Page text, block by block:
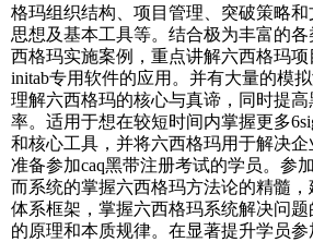
格玛组织结构、项目管理、突破策略
思想及基本工具等。结合极为丰富的
西格玛实施案例，重点讲解六西格玛
initab专用软件的应用。并有大量的模
理解六西格玛的核心与真谛，同时提
率。适用于想在较短时间内掌握更多
和核心工具，并将六西格玛用于解决企
准备参加caq黑带注册考试的学员。参
而系统的掌握六西格玛方法论的精髓
体系框架，掌握六西格玛系统解决问
的原理和本质规律。在显著提升学员